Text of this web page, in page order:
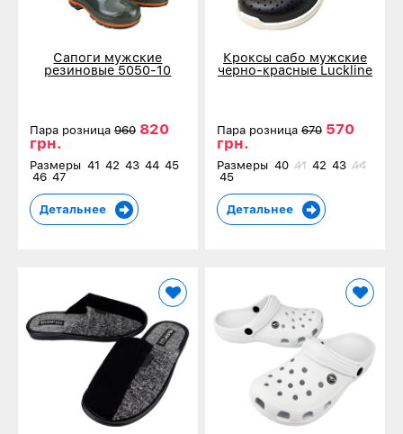
Сапоги мужские
резиновые 5050-10
Пара розница 960 820
грн.
Размеры 41 42 43 44 45
46 47
Детальнее
Кроксы сабо мужские
черно-красные Luckline
5017-401
Пара розница670 570
грн.
Размеры 40 41 42 43 44
45
Детальнее